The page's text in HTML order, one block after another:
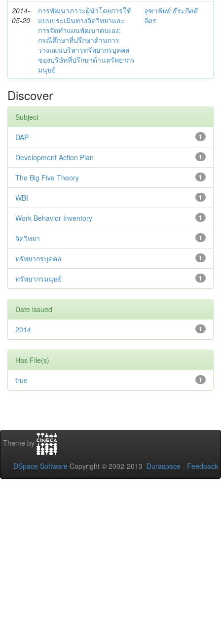
2014-
05-20
การพัฒนาภาวะผู้นำโดยการใช้
แบบประเมินทางจิตวิทยาและ
การจัดทำแผนพัฒนาตนเอง:
กรณีศึกษาที่ปรึกษาด้านการ
วางแผนบริหารทรัพยากรบุคคล
ของบริษัทที่ปรึกษาด้านทรัพยากร
มนุษย์
จุฑาพิพย์ ธีระกิตติ
จิตร
Discover
Subject
1
DAP
1
Development Action Plan
1
The Big Five Theory
1
WBI
1
Work Behavior Inventory
1
จิตวิทยา
1
ทรัพยากรบุคคล
1
ทรัพยากรมนุษย์
Date issued
1
2014
Has File(s)
1
true
Theme by
DSpace Software Copyright © 2002-2013 Duraspace - Feedback